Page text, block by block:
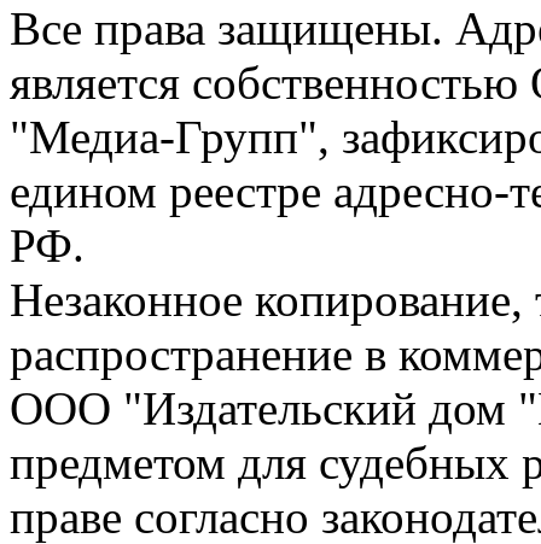
Все права защищены.
является
"Медиа-Групп",
едином реестре адресно-
РФ.
Незаконное
распространение в
ООО "Издательский дом
предметом для судебных
праве согласно